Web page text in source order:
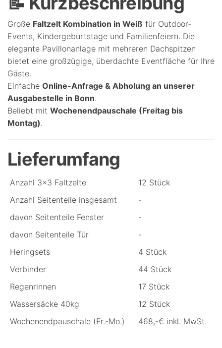
Große Faltzelt Kombination in Weiß für Outdoor-
Events, Kindergeburtstage und Familienfeiern. Die
elegante Pavillonanlage mit mehreren Dachspitzen
bietet eine großzügige, überdachte Eventfläche für Ihre
Gäste.
Einfache Online-Anfrage & Abholung an unserer
Ausgabestelle in Bonn.
Beliebt mit Wochenendpauschale (Freitag bis
Montag).
Lieferumfang
Anzahl 3x3 Faltzelte
12 Stück
Anzahl Seitenteile insgesamt
-
davon Seitenteile Fenster
-
davon Seitenteile Tür
-
Heringsets
4 Stück
Verbinder
44 Stück
Regenrinnen
17 Stück
Wassersäcke 40kg
12 Stück
Wochenendpauschale (Fr.-Mo.)
468,-€ inkl. MwSt.